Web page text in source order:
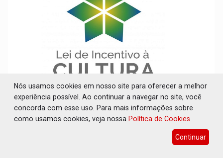
LEI ROUANET: Confira a coluna "Lenha na
Fogueira", por Zékatraca
Cultura 24 de Abril de 2019 às 09:03
Nós usamos cookies em nosso site para oferecer a melhor
experiência possível. Ao continuar a navegar no site, você
concorda com esse uso. Para mais informações sobre
como usamos cookies, veja nossa Política de Cookies
Continuar